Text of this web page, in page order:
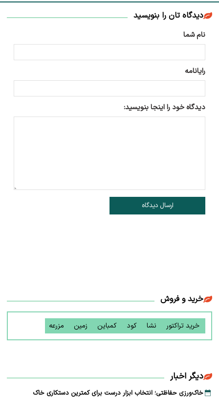
دیدگاه تان را بنویسید
نام شما
رایانامه
دیدگاه خود را اینجا بنویسید:
ارسال دیدگاه
خرید و فروش
خرید تراکتور نشا کود کمباین زمین مزرعه
دیگر اخبار
خاک‌ورزی حفاظتی؛ انتخاب ابزار درست برای کمترین دستکاری خاک